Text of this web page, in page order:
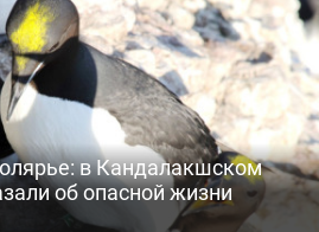
в Кандалакшском
об опасной жизни